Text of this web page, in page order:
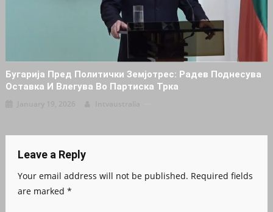
Бугарија Пред Политички Земјотрес: Радев Поднесува
Оставка И Влегува Во Партиска Трка
Leave a Reply
Your email address will not be published. Required fields
are marked *